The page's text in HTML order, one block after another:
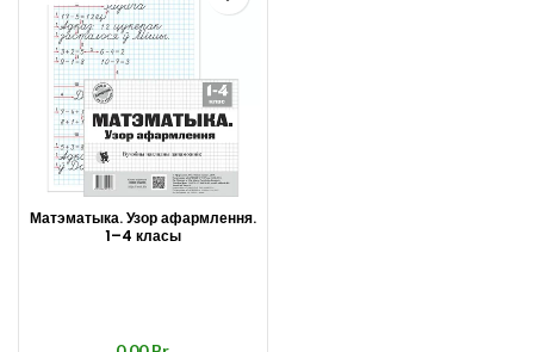
Матэматыка. Узор афармлення.
1–4 класы